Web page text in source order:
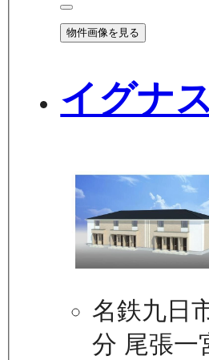
物件画像を見る
イグナ
名鉄九日
分 尾張一宮駅までバ